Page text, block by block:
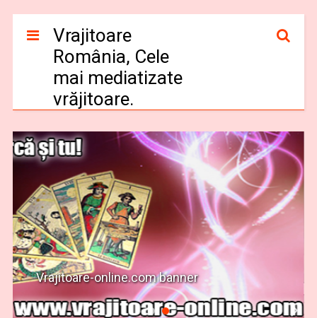
Vrajitoare
România, Cele
mai mediatizate
vrăjitoare.
Vrajitoare-online.com banner